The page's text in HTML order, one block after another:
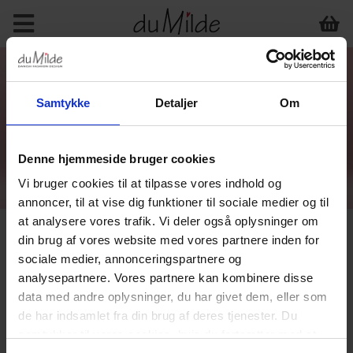
Samtykke Detaljer Om
Denne hjemmeside bruger cookies
Vi bruger cookies til at tilpasse vores indhold og
annoncer, til at vise dig funktioner til sociale medier og til
at analysere vores trafik. Vi deler også oplysninger om
din brug af vores website med vores partnere inden for
sociale medier, annonceringspartnere og
analysepartnere. Vores partnere kan kombinere disse
data med andre oplysninger, du har givet dem, eller som
de har indsamlet fra din brug af deres tjenester. Du